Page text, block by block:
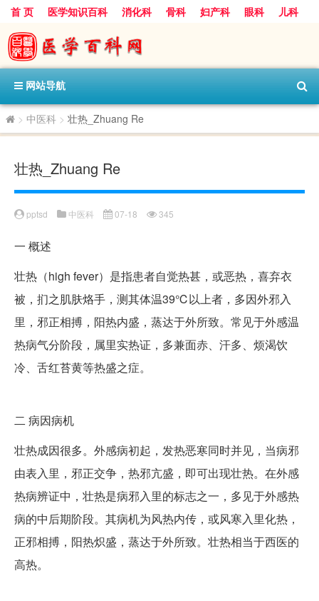
首 页 医学知识百科 消化科 骨科 妇产科 眼科
儿科
心血管病科
呼吸科 神经科
内分泌科
口腔科
网站导航
> 中医科 > 壮热_Zhuang Re
壮热_Zhuang Re
pptsd 中医科 07-18 345
一 概述
壮热（high fever）是指患者自觉热甚，或恶热，喜弃衣
被，扪之肌肤烙手，测其体温39℃以上者，多因外邪入
里，邪正相搏，阳热内盛，蒸达于外所致。常见于外感温
热病气分阶段，属里实热证，多兼面赤、汗多、烦渴饮
冷、舌红苔黄等热盛之症。
二 病因病机
壮热成因很多。外感病初起，发热恶寒同时并见，当病邪
由表入里，邪正交争，热邪亢盛，即可出现壮热。在外感
热病辨证中，壮热是病邪入里的标志之一，多见于外感热
病的中后期阶段。其病机为风热内传，或风寒入里化热，
正邪相搏，阳热炽盛，蒸达于外所致。壮热相当于西医的
高热。